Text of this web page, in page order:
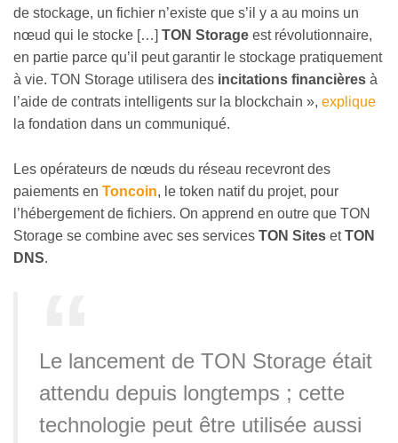
de stockage, un fichier n’existe que s’il y a au moins un
nœud qui le stocke […] TON Storage est révolutionnaire,
en partie parce qu’il peut garantir le stockage pratiquement
à vie. TON Storage utilisera des incitations financières à
l’aide de contrats intelligents sur la blockchain », explique
la fondation dans un communiqué.
Les opérateurs de nœuds du réseau recevront des
paiements en Toncoin, le token natif du projet, pour
l’hébergement de fichiers. On apprend en outre que TON
Storage se combine avec ses services TON Sites etTON
DNS.
Le lancement de TON Storage était
attendu depuis longtemps ; cette
technologie peut être utilisée aussi